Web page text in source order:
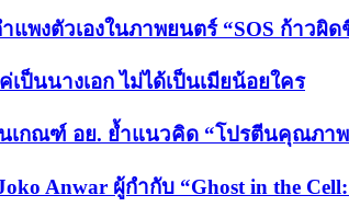
พงตัวเองในภาพยนตร์ “SOS ก้าวผิด
ป็นนางเอก ไม่ได้เป็นเมียน้อยใคร
เกณฑ์ อย. ย้ำแนวคิด “โปรตีนคุณภา
Anwar ผู้กำกับ “Ghost in the